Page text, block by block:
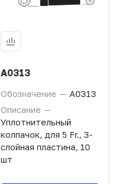
A0313
Обозначение — A0313
Описание —
Уплотнительный
колпачок, для 5 Fr., 3-
слойная пластина, 10
шт